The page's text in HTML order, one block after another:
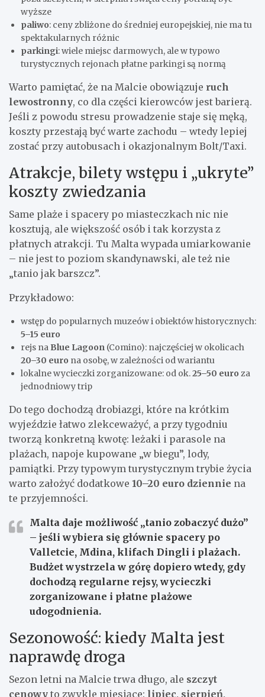
wyższe
paliwo: ceny zbliżone do średniej europejskiej, nie ma tu
spektakularnych różnic
parkingi: wiele miejsc darmowych, ale w typowo
turystycznych rejonach płatne parkingi są normą
Warto pamiętać, że na Malcie obowiązuje ruch
lewostronny, co dla części kierowców jest barierą.
Jeśli z powodu stresu prowadzenie staje się męką,
koszty przestają być warte zachodu – wtedy lepiej
zostać przy autobusach i okazjonalnym Bolt/Taxi.
Atrakcje, bilety wstępu i „ukryte”
koszty zwiedzania
Same plaże i spacery po miasteczkach nic nie
kosztują, ale większość osób i tak korzysta z
płatnych atrakcji. Tu Malta wypada umiarkowanie
– nie jest to poziom skandynawski, ale też nie
„tanio jak barszcz”.
Przykładowo:
wstęp do popularnych muzeów i obiektów historycznych:
5–15 euro
rejs na Blue Lagoon (Comino): najczęściej w okolicach
20–30 euro na osobę, w zależności od wariantu
lokalne wycieczki zorganizowane: od ok.25–50 euro za
jednodniowy trip
Do tego dochodzą drobiazgi, które na krótkim
wyjeździe łatwo zlekceważyć, a przy tygodniu
tworzą konkretną kwotę: leżaki i parasole na
plażach, napoje kupowane „w biegu”, lody,
pamiątki. Przy typowym turystycznym trybie życia
warto założyć dodatkowe 10–20 euro dziennie na
te przyjemności.
Malta daje możliwość „tanio zobaczyć dużo”
– jeśli wybiera się głównie spacery po
Valletcie, Mdina, klifach Dingli i plażach.
Budżet wystrzela w górę dopiero wtedy, gdy
dochodzą regularne rejsy, wycieczki
zorganizowane i płatne plażowe
udogodnienia.
Sezonowość: kiedy Malta jest
naprawdę droga
Sezon letni na Malcie trwa długo, ale szczyt
cenowy to zwykle miesiące: lipiec, sierpień,